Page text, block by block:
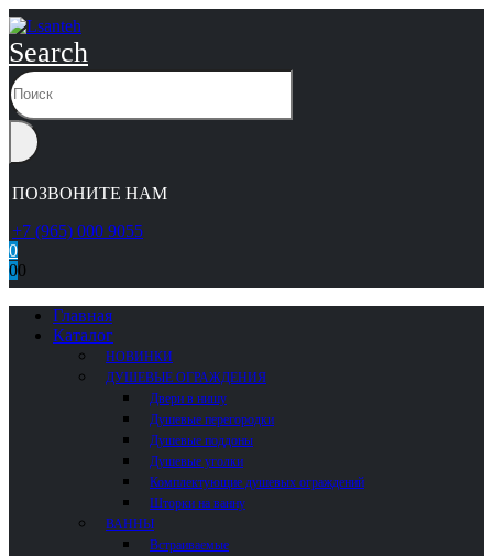
Search
ПОЗВОНИТЕ НАМ
+7 (965) 000 9055
0
00
Главная
Каталог
НОВИНКИ
ДУШЕВЫЕ ОГРАЖДЕНИЯ
Двери в нишу
Душевые перегородки
Душевые поддоны
Душевые уголки
Комплектующие душевых ограждений
Шторки на ванну
ВАННЫ
Встраиваемые